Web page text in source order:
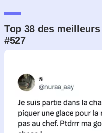
Top 38 des
#527